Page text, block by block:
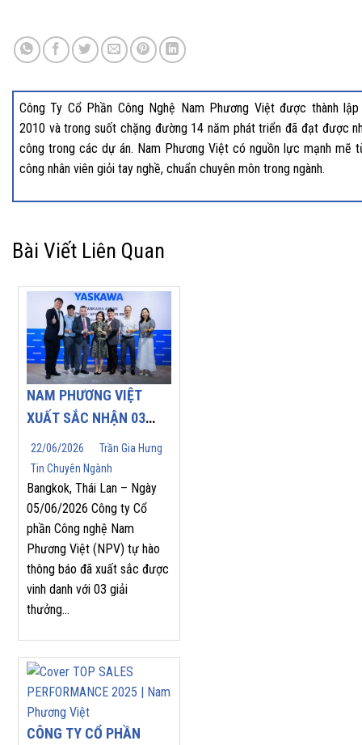
Công Ty Cổ Phần Công Nghệ Nam Phương Việt được thành
2010 và trong suốt chặng đường 14 năm phát triển đã đạt được
công trong các dự án. Nam Phương Việt có nguồn lực mạnh mẽ
công nhân viên giỏi tay nghề, chuẩn chuyên môn trong ngành.
Bài Viết Liên Quan
NAM PHƯƠNG VIỆT
XUẤT SẮC NHẬN 03
GIẢI THƯỞNG DANH
GIÁ TẠI YASKAWA
ASEAN PARTNERS’
APPRECIATION MEET
2026
22/06/2026
Trần Gia Hưng
Tin Chuyên Ngành
Bangkok, Thái Lan – Ngày
05/06/2026 Công ty Cổ
phần Công nghệ Nam
Phương Việt (NPV) tự hào
thông báo đã xuất sắc được
vinh danh với 03 giải
thưởng...
CÔNG TY CỔ PHẦN